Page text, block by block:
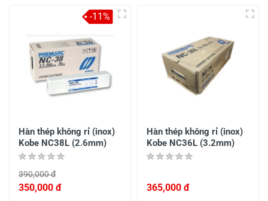
Hàn thép không rỉ (inox)
Kobe NC38L (2.6mm)
390,000 đ
350,000 đ
-11%
Hàn thép không rỉ (inox)
Kobe NC36L (3.2mm)
365,000 đ